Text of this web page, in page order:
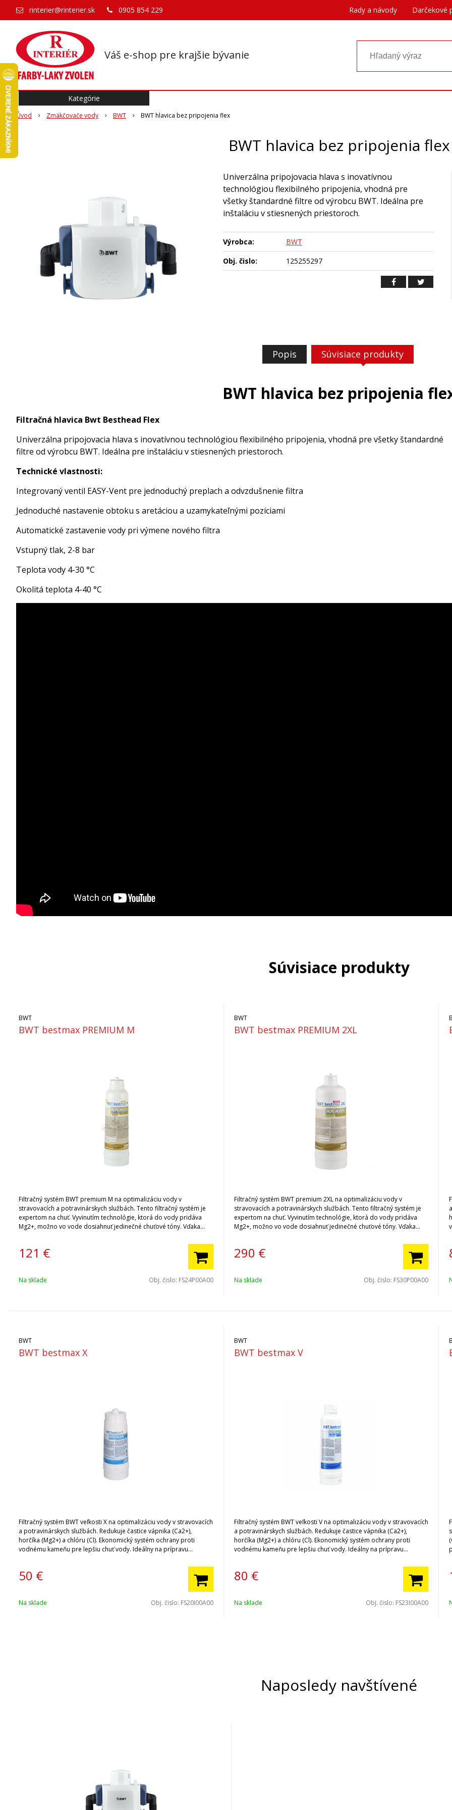
Váš e-shop pre krajšie bývanie
rinterier@rinterier.sk 0905 854 229 Rady a návody Darčekové
Úvod Zmäkčovače vody BWT BWT hlavica bez pripojenia flex
BWT hlavica bez pripojenia flex
Univerzálna pripojovacia hlava s inovatívnou
technológiou flexibilného pripojenia, vhodná pre
všetky štandardné filtre od výrobcu BWT. Ideálna pre
inštaláciu v stiesnených priestoroch.
Výrobca:
BWT
Obj. čislo:
125255297
Popis Súvisiace produkty
BWT hlavica bez pripojenia
Filtračná hlavica Bwt Besthead Flex
Univerzálna pripojovacia hlava s inovatívnou technológiou flexibilného pripojenia, vhodná pre všetky štandardné
filtre od výrobcu BWT. Ideálna pre inštaláciu v stiesnených priestoroch.
Technické vlastnosti:
Integrovaný ventil EASY-Vent pre jednoduchý preplach a odvzdušnenie filtra
Jednoduché nastavenie obtoku s aretáciou a uzamykateľnými pozíciami
Automatické zastavenie vody pri výmene nového filtra
Vstupný tlak, 2-8 bar
Teplota vody 4-30 °C
Okolitá teplota 4-40 °C
Súvisiace produkty
BWT
BWT bestmax PREMIUM M
Filtračný systém BWT premium M na optimalizáciu vody v
stravovacích a potravinárskych službách. Tento filtračný systém je
expertom na chuť. Vyvinutím technológie, ktorá do vody pridáva
Mg2+, možno vo vode dosiahnuť jedinečné chuťové tóny. Vďaka
121 €
Na sklade Obj. čislo: FS24P00A00
BWT
BWT bestmax PREMIUM 2XL
Filtračný systém BWT premium 2XL na optimalizáciu vody v
stravovacích a potravinárskych službách. Tento filtračný systém je
expertom na chuť. Vyvinutím technológie, ktorá do vody pridáva
Mg2+, možno vo vode dosiahnuť jedinečné chuťové tóny. Vďaka
290 €
Na sklade Obj. čislo: FS30P00A00
BWT
BWT bestmax X
Filtračný systém BWT veľkosti X na optimalizáciu vody v stravovacích
a potravinárskych službách. Redukuje častice vápnika (Ca2+),
horčíka (Mg2+) a chlóru (Cl). Ekonomický systém ochrany proti
vodnému kameňu pre lepšiu chuť vody. Ideálny na prípravu
50 €
Na sklade Obj. čislo: FS20I00A00
BWT
BWT bestmax V
Filtračný systém BWT veľkosti V na optimalizáciu vody v stravovacích
a potravinárskych službách. Redukuje častice vápnika (Ca2+),
horčíka (Mg2+) a chlóru (Cl). Ekonomický systém ochrany proti
vodnému kameňu pre lepšiu chuť vody. Ideálny na prípravu
80 €
Na sklade Obj. čislo: FS23I00A00
Naposledy navštívené
Kategórie